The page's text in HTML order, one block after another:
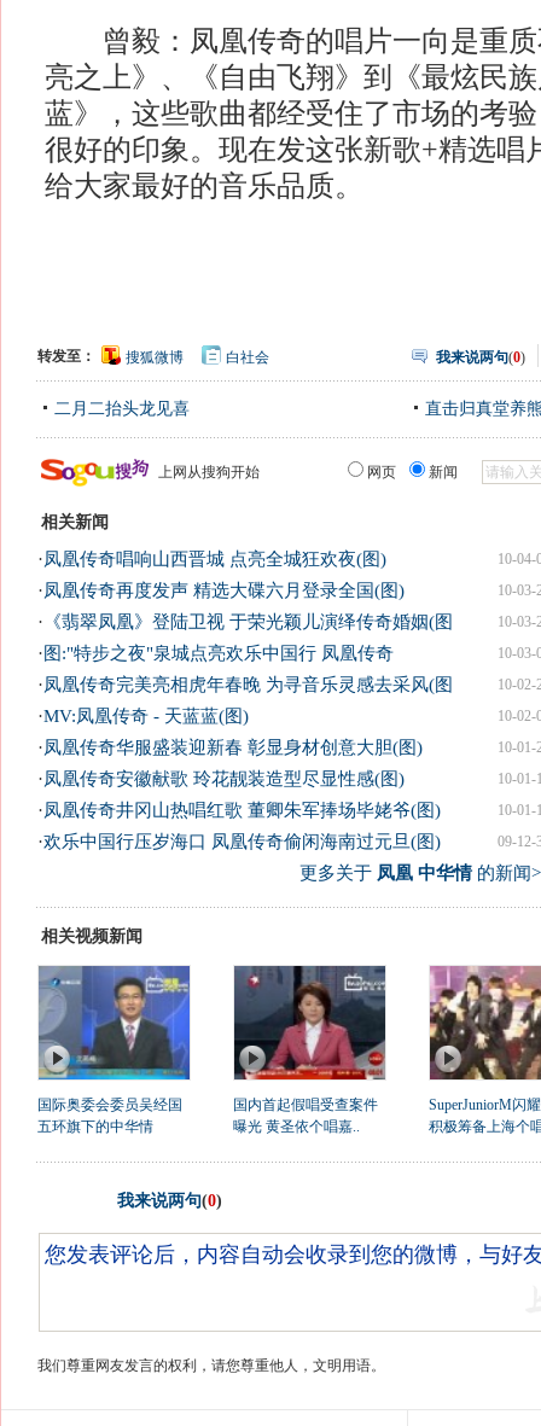
曾毅：凤凰传奇的唱片一向是重质
亮之上》、《自由飞翔》到《最炫民
蓝》，这些歌曲都经受住了市场的考
很好的印象。现在发这张新歌+精选唱
给大家最好的音乐品质。
转发至： 搜狐微博 白社会 我来说两句(0)
二月二抬头龙见喜 直击归真堂养
上网从搜狗开始 网页 新闻
相关新闻
10-04-
·凤凰传奇唱响山西晋城 点亮全城狂欢夜(图)
10-03-
·凤凰传奇再度发声 精选大碟六月登录全国(图)
10-03-
· 《翡翠凤凰》登陆卫视 于荣光颖儿演绎传奇婚姻(图
10-03-
· 图:"特步之夜"泉城点亮欢乐中国行 凤凰传奇
10-02-
·凤凰传奇完美亮相虎年春晚 为寻音乐灵感去采风(图
10-02-
·MV:凤凰传奇 - 天蓝蓝(图)
10-01-
·凤凰传奇华服盛装迎新春 彰显身材创意大胆(图)
10-01-
·凤凰传奇安徽献歌 玲花靓装造型尽显性感(图)
10-01-
·凤凰传奇井冈山热唱红歌 董卿朱军捧场毕姥爷(图)
09-12-
·欢乐中国行压岁海口 凤凰传奇偷闲海南过元旦(图)
更多关于 凤凰 中华情的新闻
相关视频新闻
国际奥委会委员吴经国
五环旗下的中华情
国内首起假唱受查案件
曝光 黄圣依个唱嘉..
SuperJuniorM闪
积极筹备上海个
我来说两句(0)
我们尊重网友发言的权利，请您尊重他人，文明用语。